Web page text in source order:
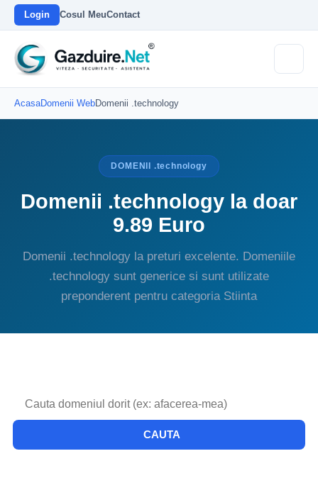
Login Cosul MeuContact
AcasaDomenii WebDomenii .technology
DOMENII .technology
Domenii .technology la doar
9.89 Euro
Domenii .technology la preturi excelente. Domeniile
.technology sunt generice si sunt utilizate
preponderent pentru categoria Stiinta
CAUTA